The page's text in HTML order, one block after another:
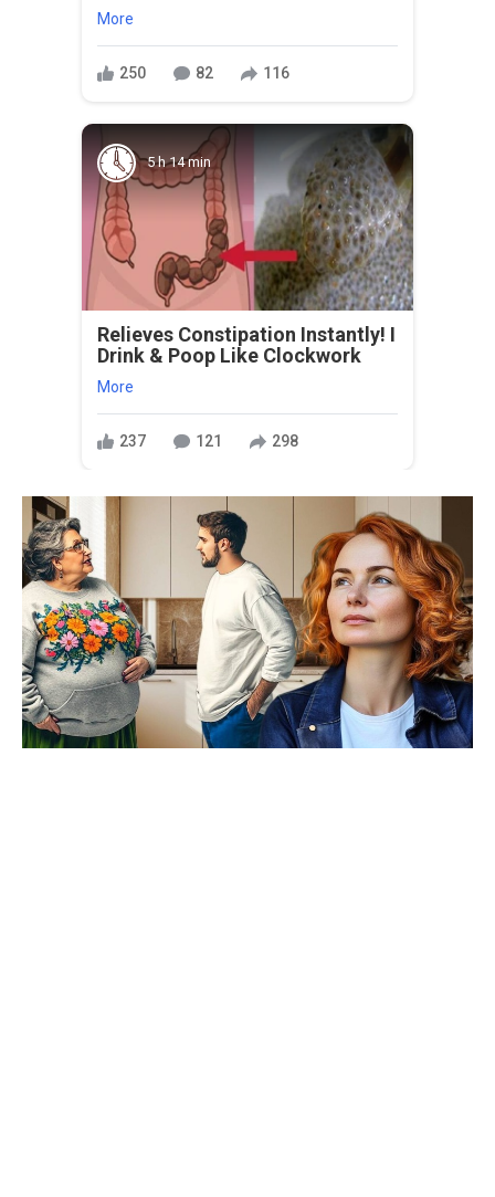
More
250 82 116
5 h 14 min
Relieves Constipation Instantly! I
Drink & Poop Like Clockwork
More
237 121 298